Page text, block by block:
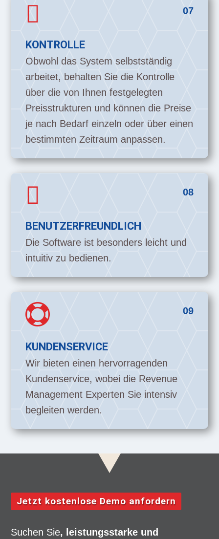
07

KONTROLLE
Obwohl das System selbstständig
arbeitet, behalten Sie die Kontrolle
über die von Ihnen festgelegten
Preisstrukturen und können die Preise
je nach Bedarf einzeln oder über einen
bestimmten Zeitraum anpassen.
08

BENUTZERFREUNDLICH
Die Software ist besonders leicht und
intuitiv zu bedienen.
09

KUNDENSERVICE
Wir bieten einen hervorragenden
Kundenservice, wobei die Revenue
Management Experten Sie intensiv
begleiten werden.
Jetzt kostenlose Demo anfordern
Suchen Sie, leistungsstarke und